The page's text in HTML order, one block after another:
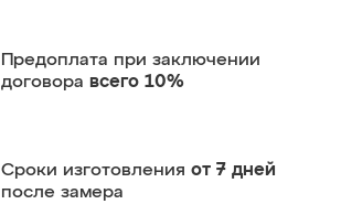
Предоплата при заключении
договора всего 10%
Сроки изготовления от 7 дней
после замера